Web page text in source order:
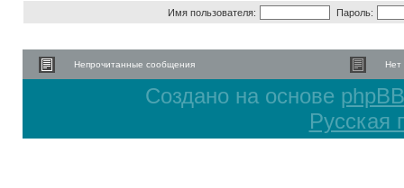
Имя пользователя: Пароль:
Непрочитанные сообщения Нет
Создано на основе phpBB
Русская